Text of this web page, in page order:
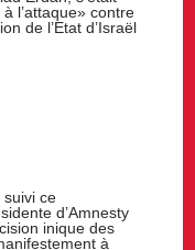
l’attaque» contre
de l’Etat d’Israël
suivi ce
d’Amnesty
inique des
à